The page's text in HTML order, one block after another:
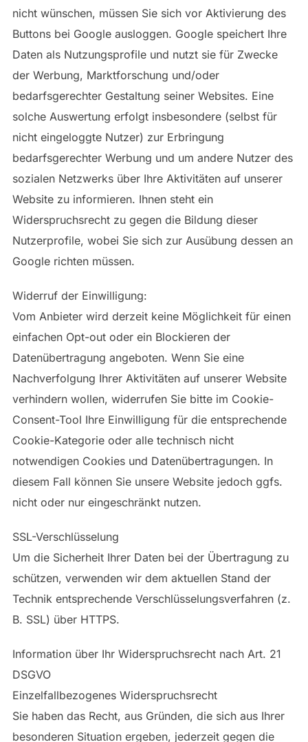
nicht wünschen, müssen Sie sich vor Aktivierung des
Buttons bei Google ausloggen. Google speichert Ihre
Daten als Nutzungsprofile und nutzt sie für Zwecke
der Werbung, Marktforschung und/oder
bedarfsgerechter Gestaltung seiner Websites. Eine
solche Auswertung erfolgt insbesondere (selbst für
nicht eingeloggte Nutzer) zur Erbringung
bedarfsgerechter Werbung und um andere Nutzer des
sozialen Netzwerks über Ihre Aktivitäten auf unserer
Website zu informieren. Ihnen steht ein
Widerspruchsrecht zu gegen die Bildung dieser
Nutzerprofile, wobei Sie sich zur Ausübung dessen an
Google richten müssen.
Widerruf der Einwilligung:
Vom Anbieter wird derzeit keine Möglichkeit für einen
einfachen Opt-out oder ein Blockieren der
Datenübertragung angeboten. Wenn Sie eine
Nachverfolgung Ihrer Aktivitäten auf unserer Website
verhindern wollen, widerrufen Sie bitte im Cookie-
Consent-Tool Ihre Einwilligung für die entsprechende
Cookie-Kategorie oder alle technisch nicht
notwendigen Cookies und Datenübertragungen. In
diesem Fall können Sie unsere Website jedoch ggfs.
nicht oder nur eingeschränkt nutzen.
SSL-Verschlüsselung
Um die Sicherheit Ihrer Daten bei der Übertragung zu
schützen, verwenden wir dem aktuellen Stand der
Technik entsprechende Verschlüsselungsverfahren (z.
B. SSL) über HTTPS.
Information über Ihr Widerspruchsrecht nach Art. 21
DSGVO
Einzelfallbezogenes Widerspruchsrecht
Sie haben das Recht, aus Gründen, die sich aus Ihrer
besonderen Situation ergeben, jederzeit gegen die